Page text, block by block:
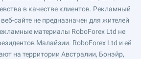
в качестве клиентов. Рекламный
сайте не предназначен для жителей
материалы RoboForex Ltd не
Малайзии. RoboForex Ltd и её
на территории Австралии, Бонэйр,